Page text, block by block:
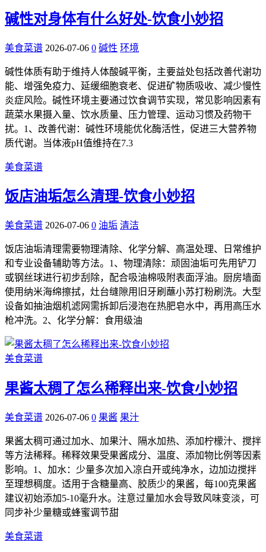
碱性对身体有什么好处-饮食小妙招
美食菜谱 2026-07-06 0 碱性 环境
碱性体质有助于维持人体酸碱平衡，主要益处包括改善代谢功
能、增强免疫力、延缓细胞衰老、促进矿物质吸收、减少慢性
炎症风险。碱性环境主要通过饮食调节实现，常见影响因素有
蔬菜水果摄入量、饮水质量、压力管理、运动习惯及药物干
扰。1、改善代谢：碱性环境能优化酶活性，促进三大营养物
质代谢。当体液pH值维持在7.3
美食菜谱
饭店油垢怎么清理-饮食小妙招
美食菜谱 2026-07-06 0 油垢 清洁
饭店油垢清理需要物理清除、化学分解、高温处理、日常维护
和专业设备辅助等方法。1、物理清除：顽固油垢可先用铲刀
或钢丝球进行初步刮除，配合吸油棉吸附表面浮油。厨房墙面
使用纳米海绵擦拭，灶台缝隙用旧牙刷蘸小苏打粉刷洗。大型
设备如抽油烟机滤网需拆卸后浸泡在热肥皂水中，再用高压水
枪冲洗。2、化学分解：食用级油
美食菜谱
果酱太稠了怎么稀释出来-饮食小妙招
美食菜谱 2026-07-06 0 果酱 果汁
果酱太稠可通过加水、加果汁、隔水加热、添加柠檬汁、搅拌
等方法稀释。稀释效果受果酱成分、温度、添加物比例等因素
影响。1、加水：少量多次加入凉白开或纯净水，边加边搅拌
至理想稠度。适用于含糖量高、胶质少的果酱，每100克果酱
建议初始添加5-10毫升水。注意过量加水会导致风味变淡，可
同步补少量糖或蜂蜜调节甜
美食菜谱